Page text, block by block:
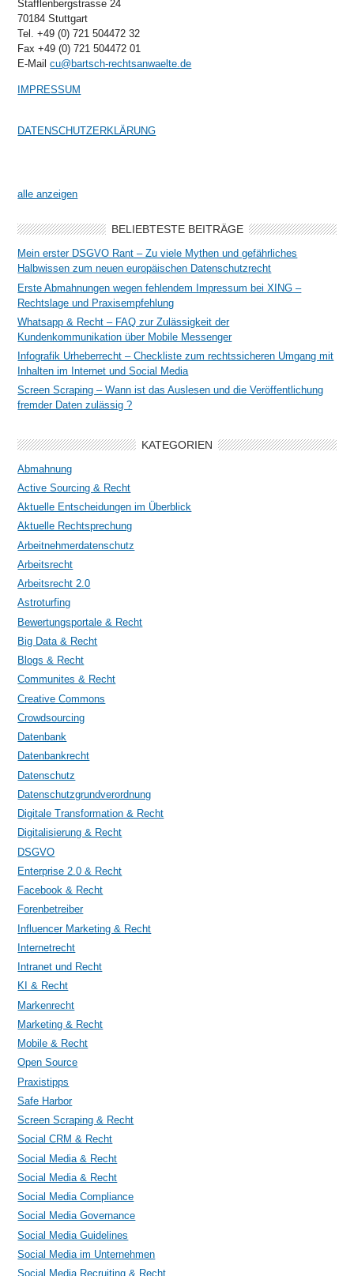
Stafflenbergstrasse 24
70184 Stuttgart
Tel. +49 (0) 721 504472 32
Fax +49 (0) 721 504472 01
E-Mailcu@bartsch-rechtsanwaelte.de
IMPRESSUM
DATENSCHUTZERKLÄRUNG
alle anzeigen
BELIEBTESTE BEITRÄGE
Mein erster DSGVO Rant – Zu viele Mythen und gefährliches
Halbwissen zum neuen europäischen Datenschutzrecht
Erste Abmahnungen wegen fehlendem Impressum bei XING –
Rechtslage und Praxisempfehlung
Whatsapp & Recht – FAQ zur Zulässigkeit der
Kundenkommunikation über Mobile Messenger
Infografik Urheberrecht – Checkliste zum rechtssicheren Umgang mit
Inhalten im Internet und Social Media
Screen Scraping – Wann ist das Auslesen und die Veröffentlichung
fremder Daten zulässig ?
KATEGORIEN
Abmahnung
Active Sourcing & Recht
Aktuelle Entscheidungen im Überblick
Aktuelle Rechtsprechung
Arbeitnehmerdatenschutz
Arbeitsrecht
Arbeitsrecht 2.0
Astroturfing
Bewertungsportale & Recht
Big Data & Recht
Blogs & Recht
Communites & Recht
Creative Commons
Crowdsourcing
Datenbank
Datenbankrecht
Datenschutz
Datenschutzgrundverordnung
Digitale Transformation & Recht
Digitalisierung & Recht
DSGVO
Enterprise 2.0 & Recht
Facebook & Recht
Forenbetreiber
Influencer Marketing & Recht
Internetrecht
Intranet und Recht
KI & Recht
Markenrecht
Marketing & Recht
Mobile & Recht
Open Source
Praxistipps
Safe Harbor
Screen Scraping & Recht
Social CRM & Recht
Social Media & Recht
Social Media & Recht
Social Media Compliance
Social Media Governance
Social Media Guidelines
Social Media im Unternehmen
Social Media Recruiting & Recht